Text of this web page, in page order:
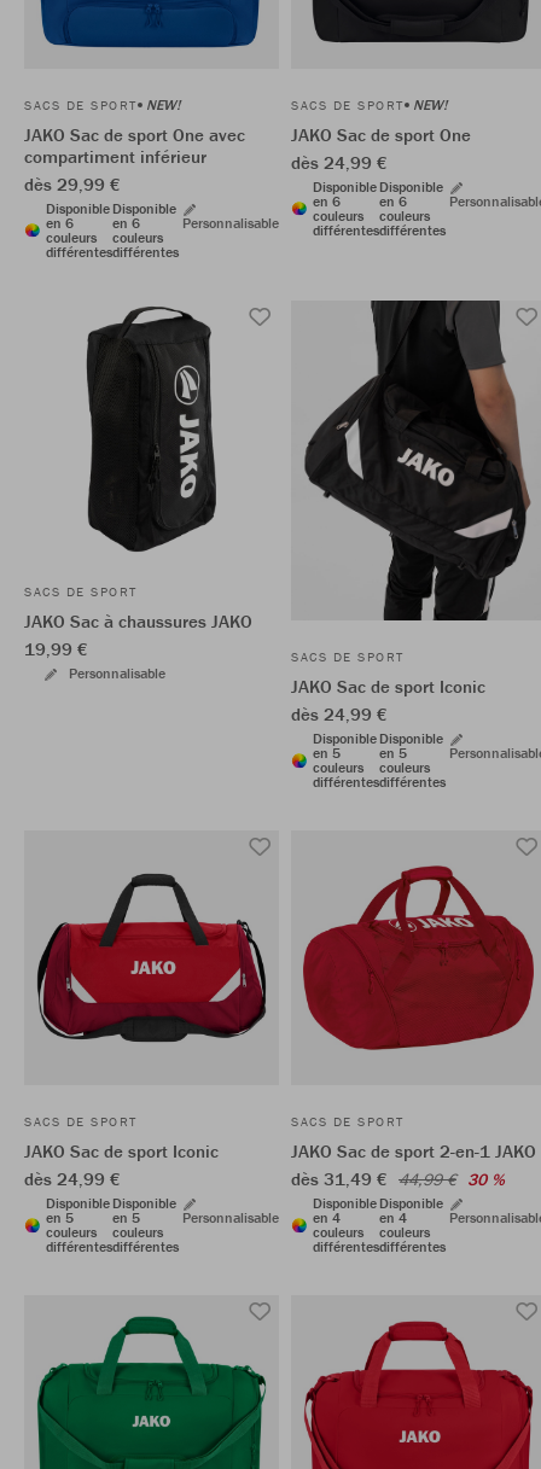
SACS DE SPORT NEW!
JAKO Sac de sport One avec
compartiment inférieur
dès 29,99 €
Disponible
en 6
couleurs
différentes
Disponible
en 6
couleurs
différentes
Personnalisable
SACS DE SPORT NEW!
JAKO Sac de sport One
dès 24,99 €
Disponible
en 6
couleurs
différentes
Disponible
en 6
couleurs
différentes
SACS DE SPORT
JAKO Sac à chaussures JAKO
19,99 €
Personnalisable
SACS DE SPORT
JAKO Sac de sport Iconic
dès 24,99 €
Disponible
en 5
couleurs
différentes
Disponible
en 5
couleurs
différentes
SACS DE SPORT
JAKO Sac de sport Iconic
dès 24,99 €
Disponible
en 5
couleurs
différentes
Disponible
en 5
couleurs
différentes
Personnalisable
SACS DE SPORT
JAKO Sac de sport 2-en-1 JAKO
dès 31,49 € 44,99 € 30 %
Disponible
en 4
couleurs
différentes
Disponible
en 4
couleurs
différentes